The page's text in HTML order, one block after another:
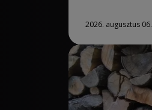
2026. augusztus 06.